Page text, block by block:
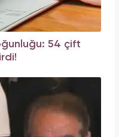
54 çift